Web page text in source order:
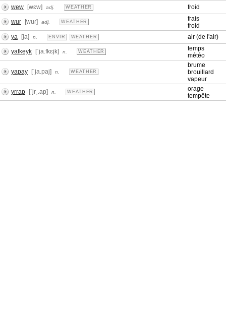
wew
[wɛw] adj. WEATHER froid
wur [wuɾ] adj. WEATHER
frais
froid
ya
[ja] n. ENVIR WEATHER air (de l'air)
yafkeyk [ˈja.fkɛjk] n. WEATHER
temps
météo
yapay [ˈja.paj] n. WEATHER
brume
brouillard
vapeur
yrrap
[ˈjrˌ.ap] n. WEATHER
orage
tempête